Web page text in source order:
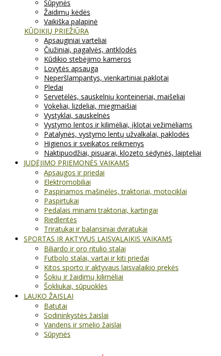
Sūpynės
Žaidimų kėdės
Vaikiška palapinė
KŪDIKIŲ PRIEŽIŪRA
Apsauginiai varteliai
Čiužiniai, pagalvės, antklodės
Kūdikio stebėjimo kameros
Lovytės apsauga
Neperšlampantys, vienkartiniai paklotai
Pledai
Servetėlės, sauskelnių konteineriai, maišeliai
Vokeliai, lizdeliai, miegmaišiai
Vystyklai, sauskelnės
Vystymo lentos ir kilimėliai, įklotai vežimėliams
Patalynės, vystymo lentų užvalkalai, paklodės
Higienos ir sveikatos reikmenys
Naktipuodžiai, pisuarai, klozeto sėdynės, laipteliai
JUDĖJIMO PRIEMONĖS VAIKAMS
Apsaugos ir priedai
Elektromobiliai
Paspiriamos mašinėlės, traktoriai, motociklai
Paspirtukai
Pedalais minami traktoriai, kartingai
Riedlentės
Triratukai ir balansiniai dviratukai
SPORTAS IR AKTYVUS LAISVALAIKIS VAIKAMS
Biliardo ir oro ritulio stalai
Futbolo stalai, vartai ir kiti priedai
Kitos sporto ir aktyvaus laisvalaikio prekės
Šokių ir žaidimų kilimėliai
Šokliukai, sūpuoklės
LAUKO ŽAISLAI
Batutai
Sodininkystės žaislai
Vandens ir smėlio žaislai
Sūpynės